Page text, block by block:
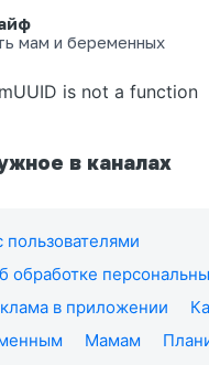
мам и беременных
странице
is not a function
в каналах
обработке
в приложении
Мамам